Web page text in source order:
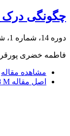
چگونگی درک
دوره 14، شماره 1، شهریور 1403، صفحه
فاطمه خضری
مشاهده مقاله
اصل مقاله M